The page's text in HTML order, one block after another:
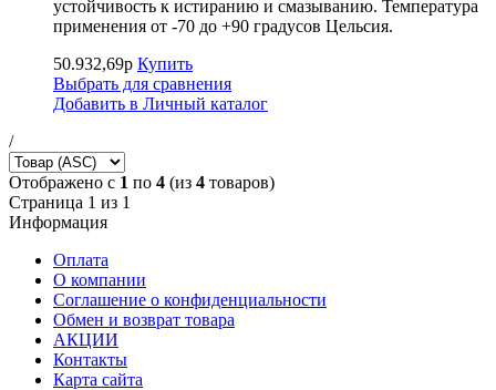
устойчивость к истиранию и смазыванию. Температура
применения от -70 до +90 градусов Цельсия.
50.932,69р Купить
Выбрать для сравнения
Добавить в Личный каталог
/
Отображено с 1 по 4 (из 4 товаров)
Страница 1 из 1
Информация
Оплата
О компании
Соглашение о конфиденциальности
Обмен и возврат товара
АКЦИИ
Контакты
Карта сайта